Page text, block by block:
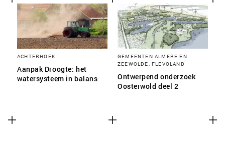
ACHTERHOEK
Aanpak Droogte: het
watersysteem in balans
GEMEENTEN ALMERE EN
ZEEWOLDE, FLEVOLAND
Ontwerpend onderzoek
Oosterwold deel 2